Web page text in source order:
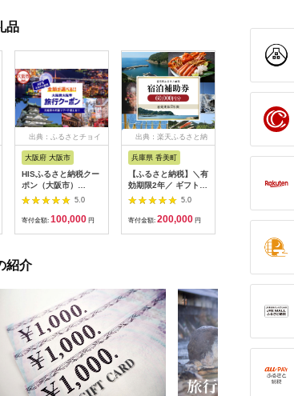
品
出典：ふるさとチョイ
大阪府 大阪市
HISふるさと納税クー
ポン（大阪市）
30,000円分_OS039-
5.0
寄付金額: 100,000 円
出典：楽天ふるさと納
兵庫県 香美町
【ふるさと納税】＼有
効期限2年／ ギフトに
も使える 宿泊補助券
60,000円分 宿泊助成
券 宿泊券 旅 トラベル
プレゼント 贈答 母の
日 25-09
5.0
寄付金額: 200,000 円
栃木県 日光市
り日光感謝券【
券 旅行 観光 温
ャー施設 地域商
チケット 日光市
寄付金額:50,000
紹介